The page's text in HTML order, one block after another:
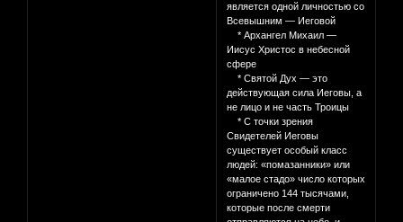
является одной личностью со
Всевышним — Иеговой
* Архангел Михаил —
Иисус Христос в небесной
сфере
* Святой Дух — это
действующая сила Иеговы, а
не лицо и не часть Троицы
* С точки зрения
Свидетелей Иеговы
существует особый класс
людей: «помазанники» или
«малое стадо» число которых
ограничено 144 тысячами,
которые после смерти